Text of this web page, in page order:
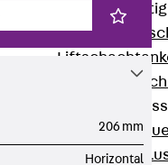
Zurück
Zurück206 mm
Horizontal